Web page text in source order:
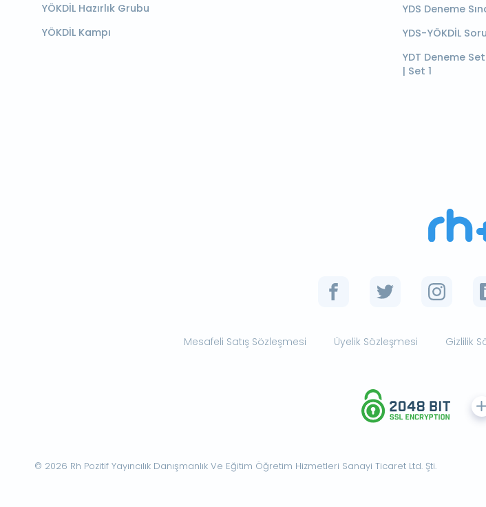
YÖKDİL Hazırlık Grubu
YÖKDİL Kampı
YDS Deneme
YDS-YÖKDİL
YDT Deneme
| Set 1
Mesafeli Satış Sözleşmesi Üyelik Sözleşmesi Gizlilik
© 2026 Rh Pozitif Yayıncılık Danışmanlık Ve Eğitim Öğretim Hizmetleri Sanayi Ticaret Ltd. Şti.